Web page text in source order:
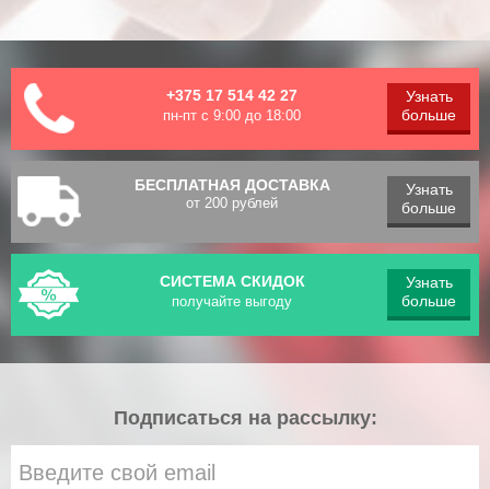
+375 17 514 42 27
пн-пт с 9:00 до 18:00
Узнать
больше
БЕСПЛАТНАЯ ДОСТАВКА
от 200 рублей
Узнать
больше
СИСТЕМА СКИДОК
получайте выгоду
Узнать
больше
Подписаться на рассылку: